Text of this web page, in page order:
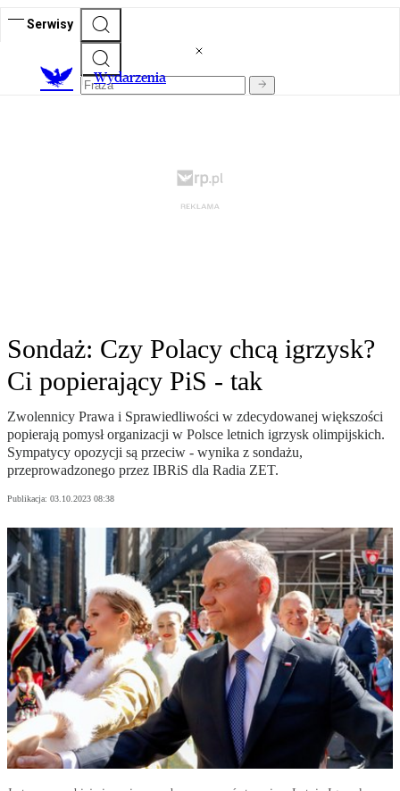
Serwisy
Wydarzenia
Sondaż: Czy Polacy chcą igrzysk?
Ci popierający PiS - tak
Zwolennicy Prawa i Sprawiedliwości w zdecydowanej większości
popierają pomysł organizacji w Polsce letnich igrzysk olimpijskich.
Sympatycy opozycji są przeciw - wynika z sondażu,
przeprowadzonego przez IBRiS dla Radia ZET.
Publikacja: 03.10.2023 08:38